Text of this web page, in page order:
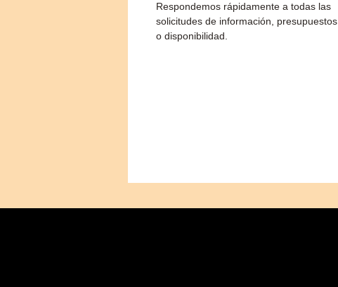
Respondemos rápidamente a todas las
solicitudes de información, presupuestos
o disponibilidad.